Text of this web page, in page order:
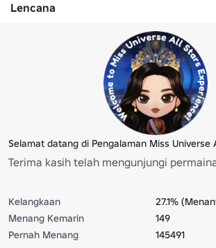
Lencana
Selamat datang di Pengalaman Miss Universe
Terima kasih telah mengunjungi
Kelangkaan
27.1%
Menang Kemarin
149
Pernah Menang
145491